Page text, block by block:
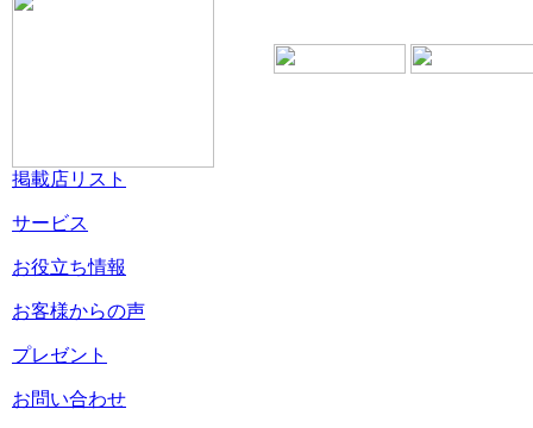
掲載店リスト
サービス
お役立ち情報
お客様からの声
プレゼント
お問い合わせ